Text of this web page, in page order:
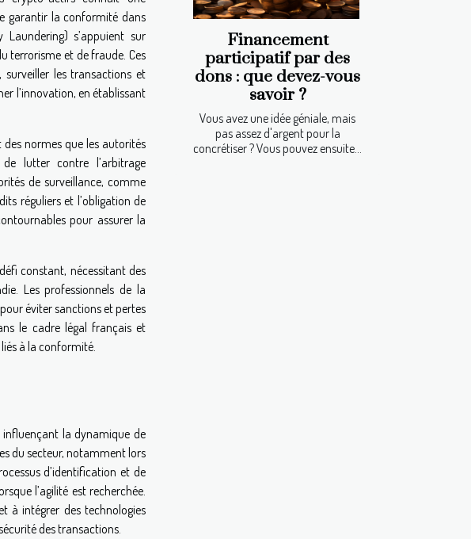
garantir la conformité dans
s’appuient sur
terrorisme et de fraude. Ces
surveiller les transactions et
l’innovation, en établissant
normes que les autorités
lutter contre l’arbitrage
de surveillance, comme
réguliers et l’obligation de
pour assurer la
constant, nécessitant des
Les professionnels de la
éviter sanctions et pertes
le cadre légal français et
à la conformité.
influençant la dynamique de
du secteur, notamment lors
d’identification et de
l’agilité est recherchée.
à intégrer des technologies
des transactions.
Financement
participatif par des
dons : que devez-vous
savoir ?
Vous avez une idée géniale, mais
pas assez d'argent pour la
concrétiser ? Vous pouvez ensuite...